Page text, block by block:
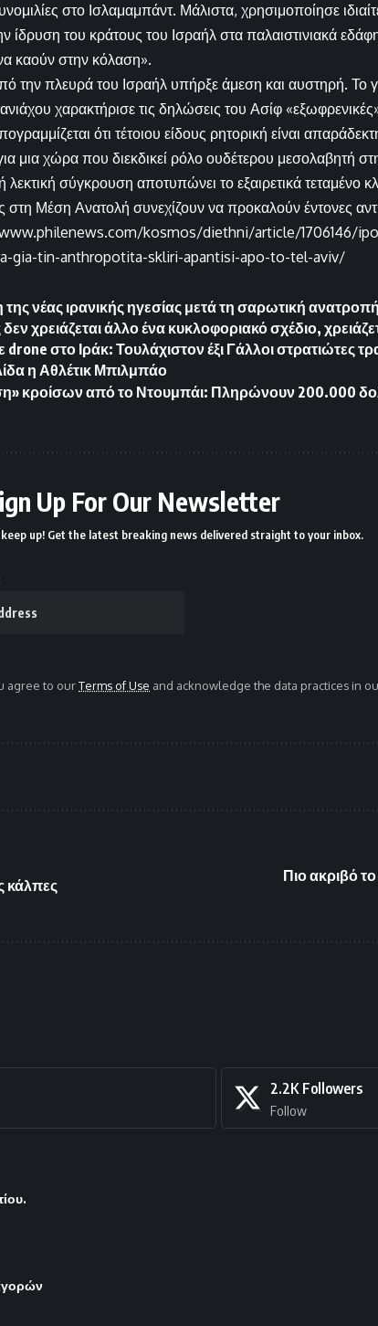
στο Ισλαμαμπάντ. Μάλιστα, χρησιμοποίησε
ίδρυση του κράτους του Ισραήλ στα παλαιστινιακά
καούν στην κόλαση».
την πλευρά του Ισραήλ υπήρξε άμεση και αυστηρή.
χαρακτήρισε τις δηλώσεις του Ασίφ
ότι τέτοιου είδους ρητορική είναι
μια χώρα που διεκδικεί ρόλο ουδέτερου μεσολαβητή
σύγκρουση αποτυπώνει το εξαιρετικά τεταμένο
στη Μέση Ανατολή συνεχίζουν να προκαλούν έντονες
kosmos/diethni/article/1706146/
gia-tin-anthropotita-skliri-apantisi-apo-to-tel-aviv/
νέας ιρανικής ηγεσίας μετά τη σαρωτική
χρειάζεται άλλο ένα κυκλοφοριακό σχέδιο,
drone στο Ιράκ: Τουλάχιστον έξι Γάλλοι στρατιώτες
η Αθλέτικ Μπιλμπάο
κροίσων από το Ντουμπάι: Πληρώνουν 200.000
Up For Our Newsletter
keep up! Get the latest breaking news delivered straight to your inbox.
agree to ourTerms of Use and acknowledge the data practices in
κάλπες
Πιο ακριβό
2.2K Followers
Follow